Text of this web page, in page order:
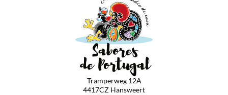
Tramperweg 12A
4417CZ Hansweert